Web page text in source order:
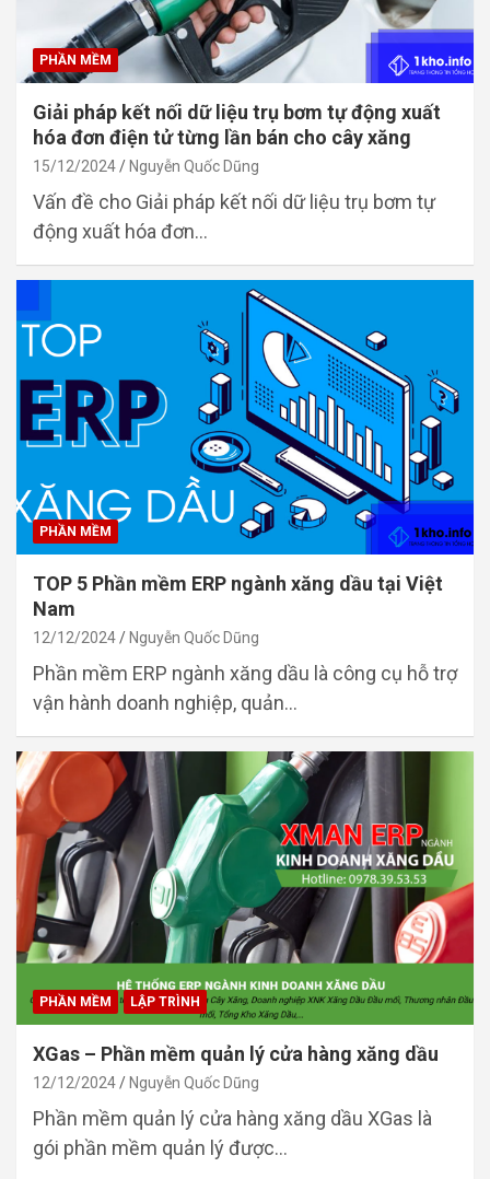
PHẦN MỀM
Giải pháp kết nối dữ liệu trụ bơm tự động xuất
hóa đơn điện tử từng lần bán cho cây xăng
15/12/2024 Nguyễn Quốc Dũng
Vấn đề cho Giải pháp kết nối dữ liệu trụ bơm tự
động xuất hóa đơn…
PHẦN MỀM
TOP 5 Phần mềm ERP ngành xăng dầu tại Việt
Nam
12/12/2024 Nguyễn Quốc Dũng
Phần mềm ERP ngành xăng dầu là công cụ hỗ trợ
vận hành doanh nghiệp, quản…
PHẦN MỀM LẬP TRÌNH
XGas – Phần mềm quản lý cửa hàng xăng dầu
12/12/2024 Nguyễn Quốc Dũng
Phần mềm quản lý cửa hàng xăng dầu XGas là
gói phần mềm quản lý được…